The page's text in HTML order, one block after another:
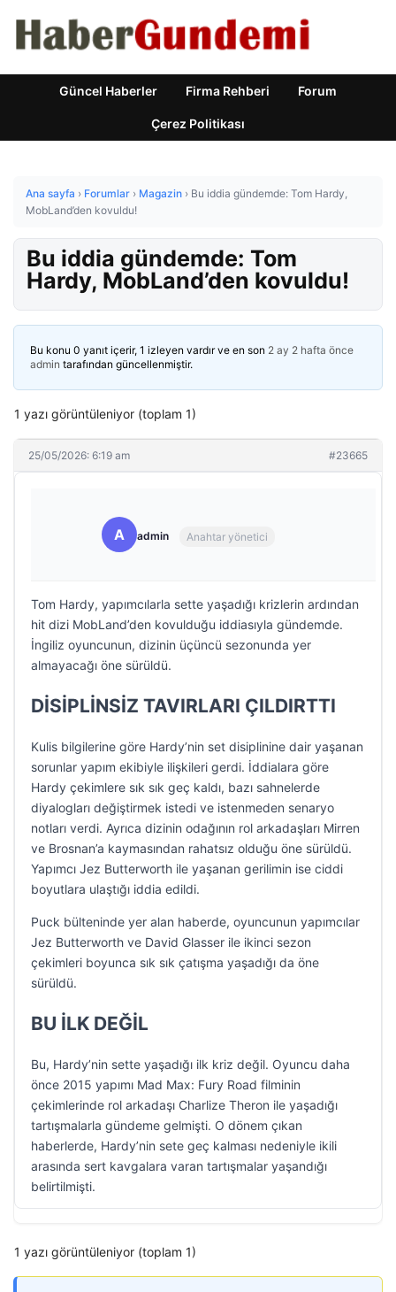
Güncel Haberler Firma Rehberi Forum
Çerez Politikası
Ana sayfa › Forumlar › Magazin › Bu iddia gündemde: Tom Hardy,
MobLand’den kovuldu!
Bu iddia gündemde: Tom
Hardy, MobLand’den kovuldu!
Bu konu 0 yanıt içerir, 1 izleyen vardır ve en son 2 ay 2 hafta önce
admin tarafından güncellenmiştir.
1 yazı görüntüleniyor (toplam 1)
25/05/2026: 6:19 am #23665
A admin Anahtar yönetici
Tom Hardy, yapımcılarla sette yaşadığı krizlerin ardından
hit dizi MobLand’den kovulduğu iddiasıyla gündemde.
İngiliz oyuncunun, dizinin üçüncü sezonunda yer
almayacağı öne sürüldü.
DİSİPLİNSİZ TAVIRLARI ÇILDIRTTI
Kulis bilgilerine göre Hardy’nin set disiplinine dair yaşanan
sorunlar yapım ekibiyle ilişkileri gerdi. İddialara göre
Hardy çekimlere sık sık geç kaldı, bazı sahnelerde
diyalogları değiştirmek istedi ve istenmeden senaryo
notları verdi. Ayrıca dizinin odağının rol arkadaşları Mirren
ve Brosnan’a kaymasından rahatsız olduğu öne sürüldü.
Yapımcı Jez Butterworth ile yaşanan gerilimin ise ciddi
boyutlara ulaştığı iddia edildi.
Puck bülteninde yer alan haberde, oyuncunun yapımcılar
Jez Butterworth ve David Glasser ile ikinci sezon
çekimleri boyunca sık sık çatışma yaşadığı da öne
sürüldü.
BU İLK DEĞİL
Bu, Hardy’nin sette yaşadığı ilk kriz değil. Oyuncu daha
önce 2015 yapımı Mad Max: Fury Road filminin
çekimlerinde rol arkadaşı Charlize Theron ile yaşadığı
tartışmalarla gündeme gelmişti. O dönem çıkan
haberlerde, Hardy’nin sete geç kalması nedeniyle ikili
arasında sert kavgalara varan tartışmalar yaşandığı
belirtilmişti.
1 yazı görüntüleniyor (toplam 1)